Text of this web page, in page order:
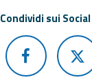
Condividi sui